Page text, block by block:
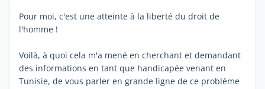
Pour moi, c'est une atteinte à la liberté du droit de
l'homme !
Voilà, à quoi cela m'a mené en cherchant et demandant
des informations en tant que handicapée venant en
Tunisie, de vous parler en grande ligne de ce problème